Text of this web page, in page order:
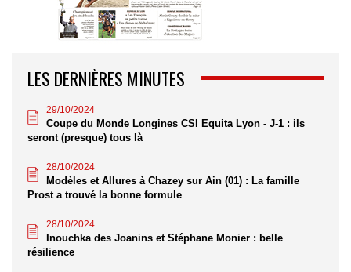
LES DERNIÈRES MINUTES
29/10/2024
Coupe du Monde Longines CSI Equita Lyon - J-1 : ils
seront (presque) tous là
28/10/2024
Modèles et Allures à Chazey sur Ain (01) : La famille
Prost a trouvé la bonne formule
28/10/2024
Inouchka des Joanins et Stéphane Monier : belle
résilience